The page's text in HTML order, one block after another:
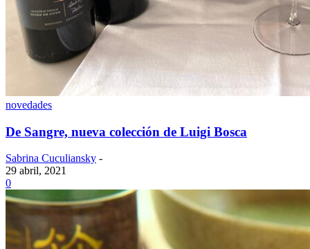
novedades
De Sangre, nueva colección de Luigi Bosca
Sabrina Cuculiansky -
29 abril, 2021
0